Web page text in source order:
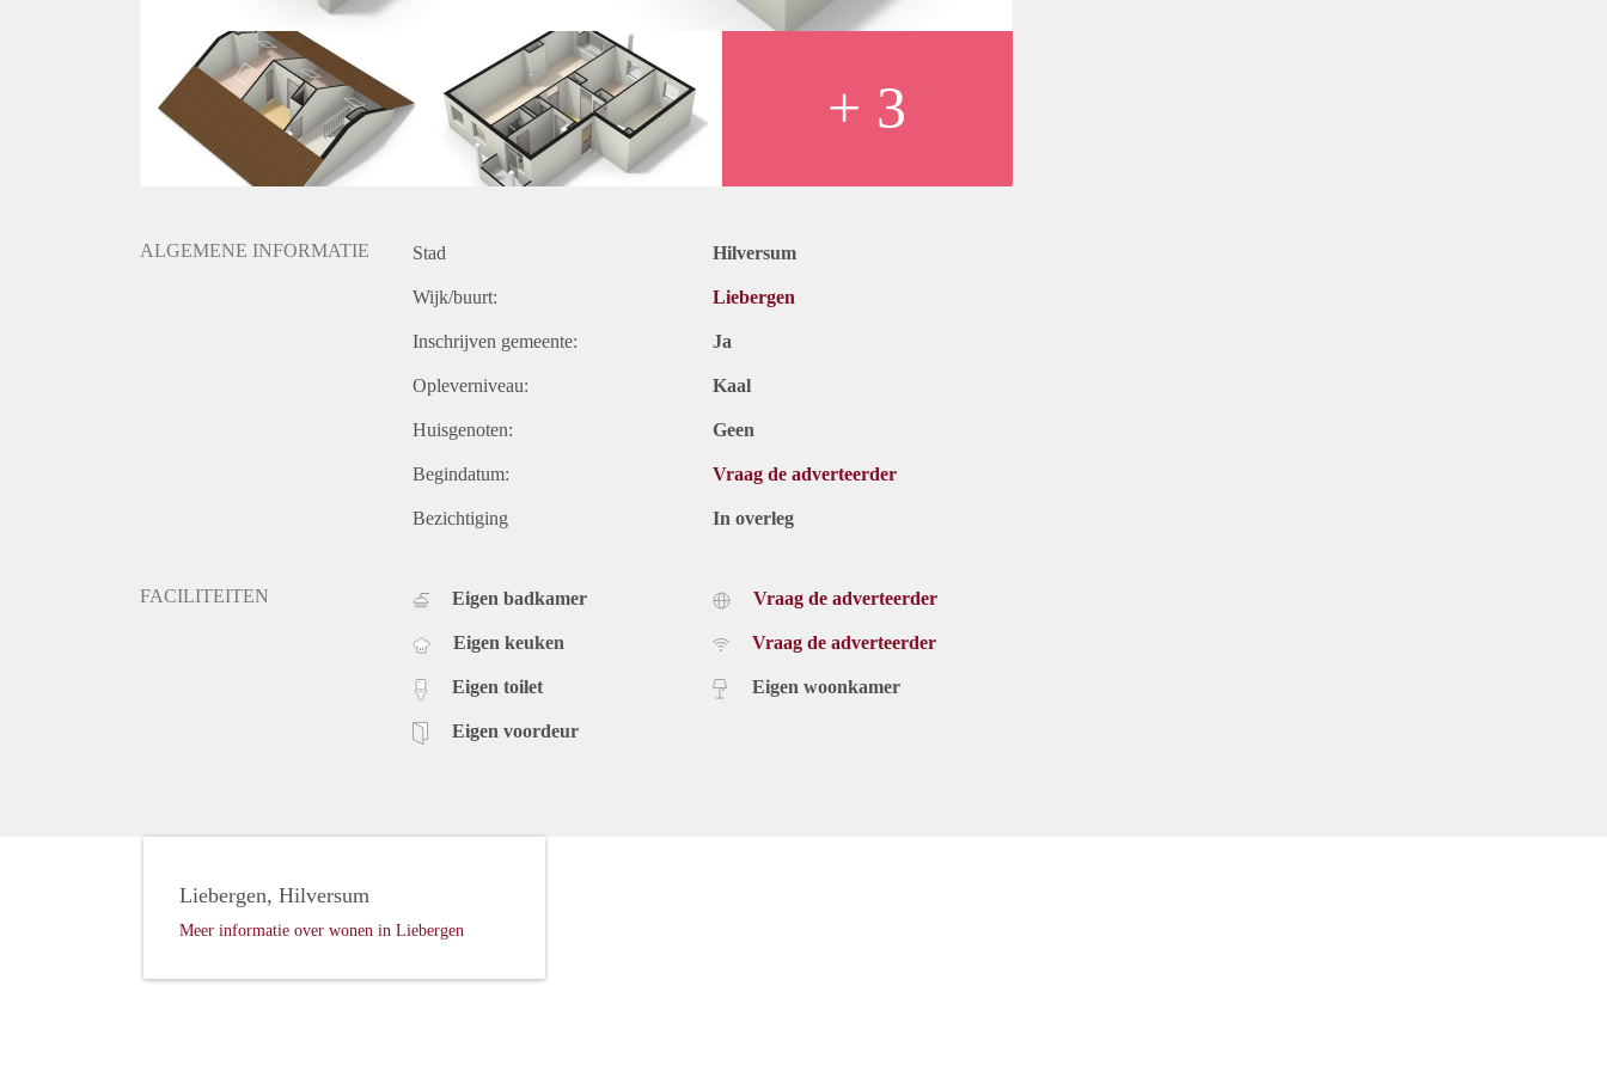
+ 3
ALGEMENE INFORMATIE Stad Hilversum
Wijk/buurt: Liebergen
Inschrijven gemeente: Ja
Opleverniveau: Kaal
Huisgenoten: Geen
Begindatum: Vraag de adverteerder
Bezichtiging In overleg
FACILITEITEN Eigen badkamer
Eigen keuken
Eigen toilet
Eigen voordeur
Vraag de adverteerder
Vraag de adverteerder
Eigen woonkamer
Liebergen, Hilversum
Meer informatie over wonen in Liebergen